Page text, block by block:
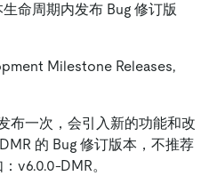
命周期内发布 Bug 修订版
Milestone Releases,
布一次，会引入新的功能和改
的 Bug 修订版本，不推荐
v6.0.0-DMR。